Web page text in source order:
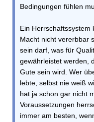
Bedingungen fühlen
Ein Herrschaftssystem
Macht nicht vererbbar
sein darf, was für
gewährleistet werden,
Gute sein wird. Wer
lebte, selbst nie weiß
hat ja schon gar nicht
Voraussetzungen
immer am besten,